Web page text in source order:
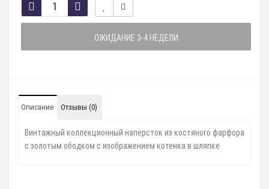
ОЖИДАНИЕ 3-4 НЕДЕЛИ
Описание Отзывы (0)
Винтажный коллекционный наперсток из костяного фарфора
с золотым ободком с изображением котенка в шляпке